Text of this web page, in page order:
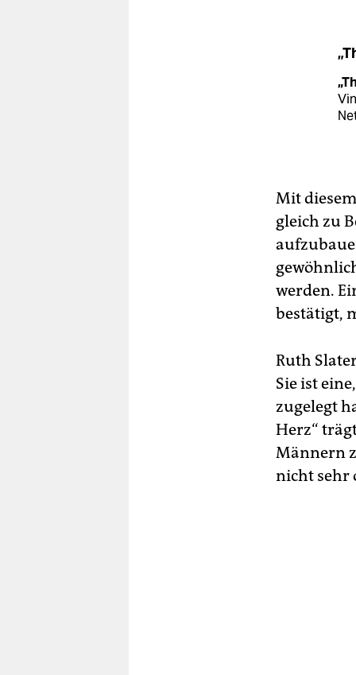
Mit
gleich zu
werden.
bestätigt,
Ruth
Sie ist
zugelegt
Herz“
Männern
nicht sehr